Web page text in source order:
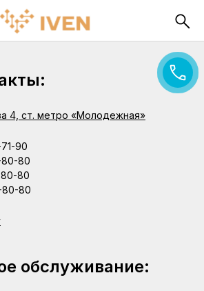
4, ст. метро «Молодежная»
90
80-80
80-80
80-80
обслуживание: